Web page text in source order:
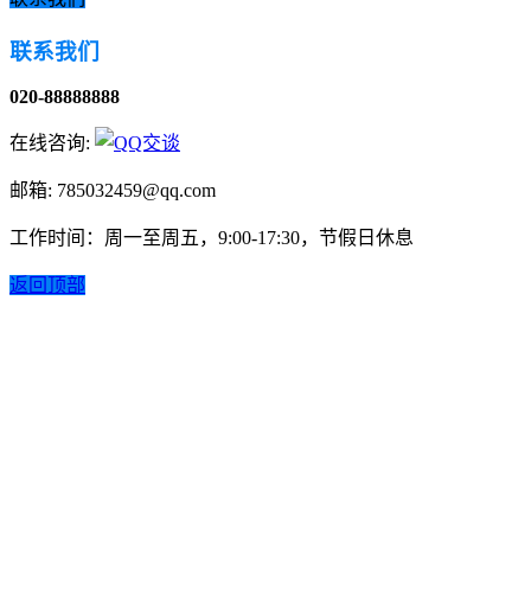
联系我们
020-88888888
在线咨询:
邮箱: 785032459@qq.com
工作时间：周一至周五，9:00-17:30，节假日休息
返回顶部